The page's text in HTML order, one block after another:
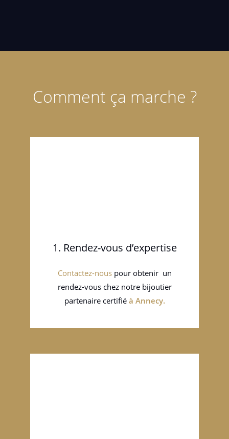
Comment ça marche ?
1. Rendez-vous d’expertise
Contactez-nouspour obtenir un
rendez-vous chez notre bijoutier
partenaire certifié à Annecy.